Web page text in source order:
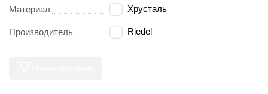
Материал Хрусталь
Производитель Riedel